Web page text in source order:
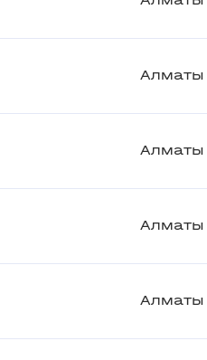
Алматы
Алматы
Алматы
Алматы